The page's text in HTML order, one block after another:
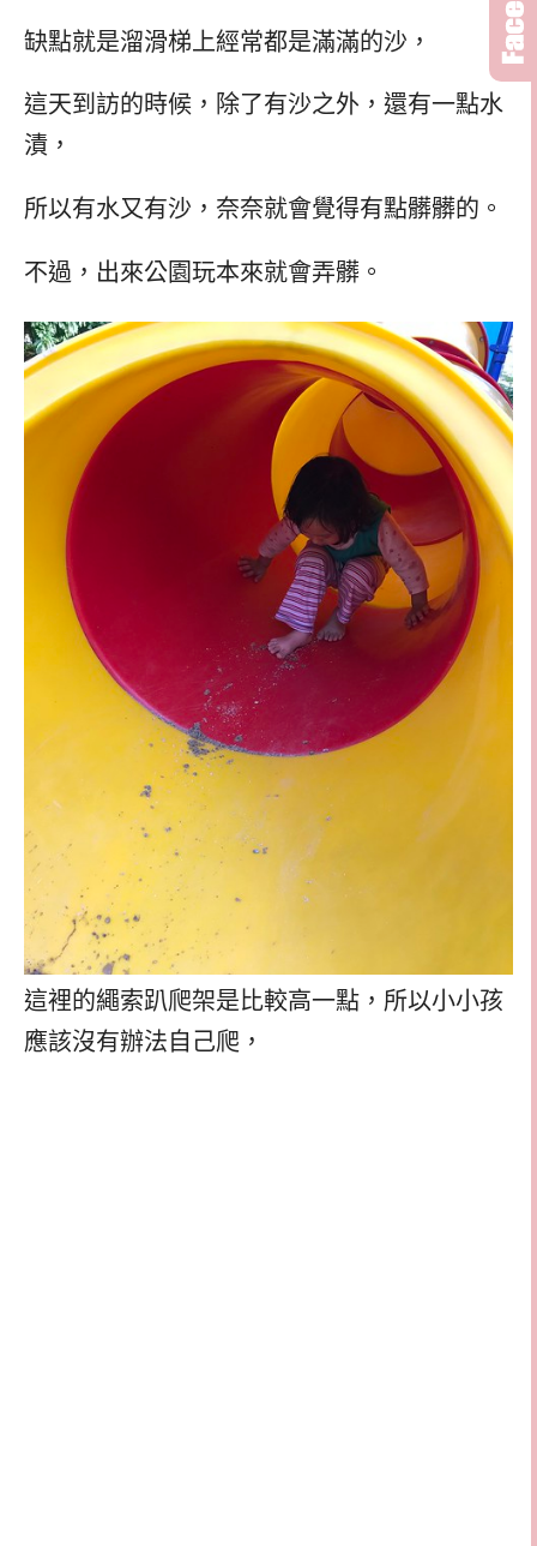
缺點就是溜滑梯上經常都是滿滿的沙，
這天到訪的時候，除了有沙之外，還有一點水
漬，
所以有水又有沙，奈奈就會覺得有點髒髒的。
不過，出來公園玩本來就會弄髒。
這裡的繩索趴爬架是比較高一點，所以小小孩
應該沒有辦法自己爬，